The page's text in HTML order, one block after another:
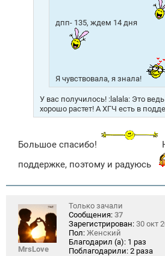
дпп- 135, ждем 14 дня
Я чувствовала, я знала!
У вас получилось! :lalala: Это
хорошо растет! А ХГЧ есть в
Большое спасибо!
поддержке, поэтому и радуюсь
MrsLove
Только зачали
Сообщения: 37
Зарегистрирован: 30 окт
Пол: Женский
Благодарил (а): 1 раз
Поблагодарили: 2 раза